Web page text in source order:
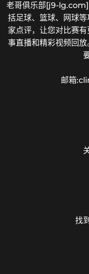
老哥俱乐部[j9-lg.com]
括足球、篮球、网球
家点评，让您对比赛
事直播和精彩视频回
邮箱
找